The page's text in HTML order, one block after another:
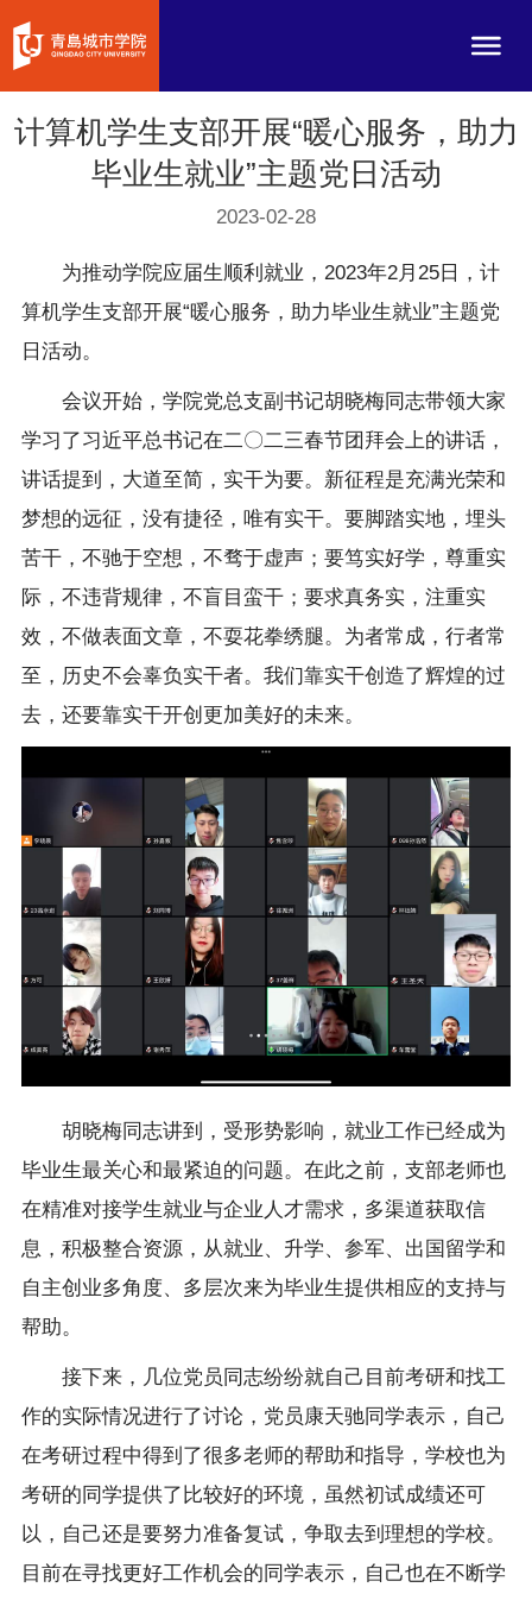
计算机学生支部开展“暖心服务，助力
毕业生就业”主题党日活动
2023-02-28
为推动学院应届生顺利就业，2023年2月25日，计
算机学生支部开展“暖心服务，助力毕业生就业”主题党
日活动。
会议开始，学院党总支副书记胡晓梅同志带领大家
学习了习近平总书记在二〇二三春节团拜会上的讲话，
讲话提到，大道至简，实干为要。新征程是充满光荣和
梦想的远征，没有捷径，唯有实干。要脚踏实地，埋头
苦干，不驰于空想，不骛于虚声；要笃实好学，尊重实
际，不违背规律，不盲目蛮干；要求真务实，注重实
效，不做表面文章，不耍花拳绣腿。为者常成，行者常
至，历史不会辜负实干者。我们靠实干创造了辉煌的过
去，还要靠实干开创更加美好的未来。
胡晓梅同志讲到，受形势影响，就业工作已经成为
毕业生最关心和最紧迫的问题。在此之前，支部老师也
在精准对接学生就业与企业人才需求，多渠道获取信
息，积极整合资源，从就业、升学、参军、出国留学和
自主创业多角度、多层次来为毕业生提供相应的支持与
帮助。
接下来，几位党员同志纷纷就自己目前考研和找工
作的实际情况进行了讨论，党员康天驰同学表示，自己
在考研过程中得到了很多老师的帮助和指导，学校也为
考研的同学提供了比较好的环境，虽然初试成绩还可
以，自己还是要努力准备复试，争取去到理想的学校。
目前在寻找更好工作机会的同学表示，自己也在不断学